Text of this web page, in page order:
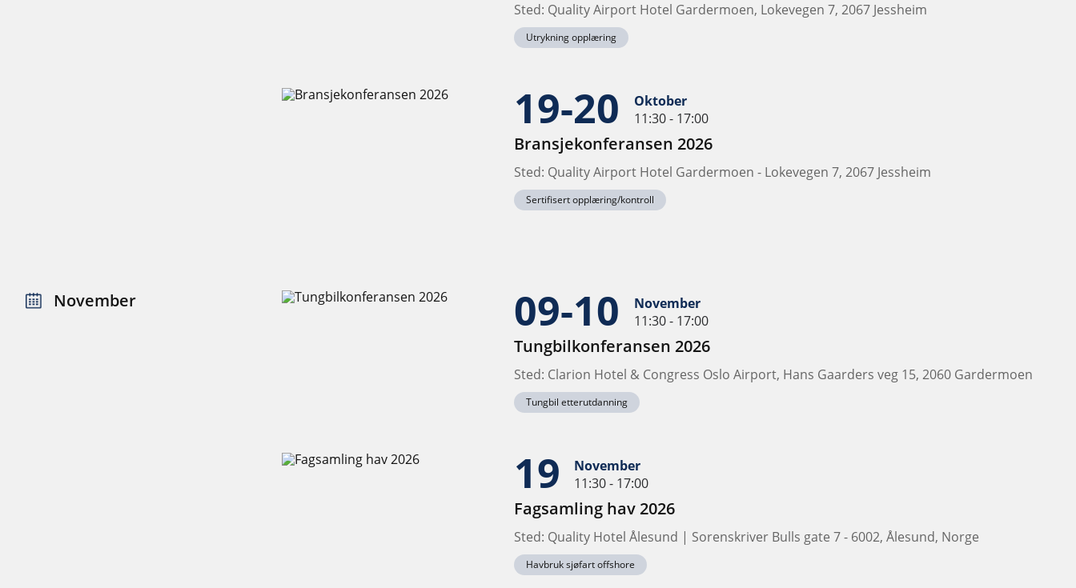
Sted: Quality Airport Hotel Gardermoen, Lokevegen 7, 2067 Jessheim
Utrykning opplæring
19-20
Oktober
11:30 - 17:00
Bransjekonferansen 2026
Sted: Quality Airport Hotel Gardermoen - Lokevegen 7, 2067 Jessheim
Sertifisert opplæring/kontroll
November 09-10
November
11:30 - 17:00
Tungbilkonferansen 2026
Sted: Clarion Hotel & Congress Oslo Airport, Hans Gaarders veg 15, 2060 Gardermoen
Tungbil etterutdanning
19
November
11:30 - 17:00
Fagsamling hav 2026
Sted: Quality Hotel Ålesund | Sorenskriver Bulls gate 7 - 6002, Ålesund, Norge
Havbruk sjøfart offshore